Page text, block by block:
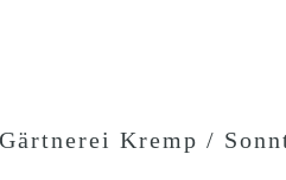
Kremp /